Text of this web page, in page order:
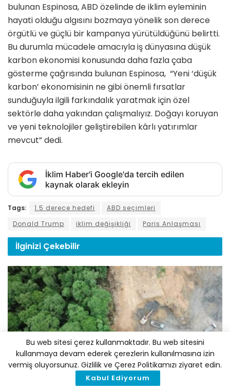
bulunan Espinosa, ABD özelinde de iklim eyleminin
hayati olduğu algısını bozmaya yönelik son derece
örgütlü ve güçlü bir kampanya yürütüldüğünü belirtti.
Bu durumla mücadele amacıyla iş dünyasına düşük
karbon ekonomisi konusunda daha fazla çaba
gösterme çağrısında bulunan Espinosa, “Yeni ‘düşük
karbon’ ekonomisinin ne gibi önemli fırsatlar
sunduğuyla ilgili farkındalık yaratmak için özel
sektörle daha yakından çalışmalıyız. Doğayı koruyan
ve yeni teknolojiler geliştirebilen kârlı yatırımlar
mevcut” dedi.
İklim Haber'i Google'da tercih edilen
kaynak olarak ekleyin
Tags: 1.5 derece hedefi
ABD seçimleri
Donald Trump
iklim değişikliği Paris Anlaşması
İlginizi Çekebilir
POLITIKA
BM: Şirketler Doğa Kaybı Konusunda Yeterince Hızlı
Bu web sitesi çerez kullanmaktadır. Bu web sitesini
kullanmaya devam ederek çerezlerin kullanılmasına izin
vermiş oluyorsunuz. Gizlilik ve Çerez Politikamızı ziyaret edin.
Kabul Ediyorum